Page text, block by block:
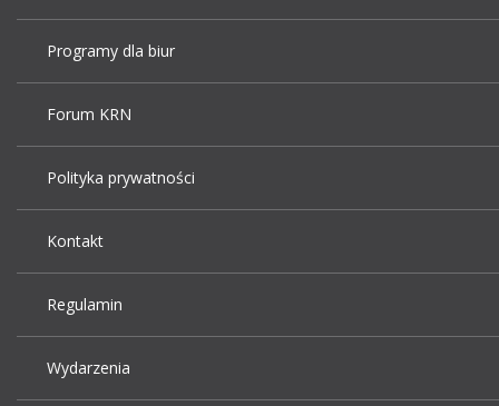
Programy dla biur
Forum KRN
Polityka prywatności
Kontakt
Regulamin
Wydarzenia